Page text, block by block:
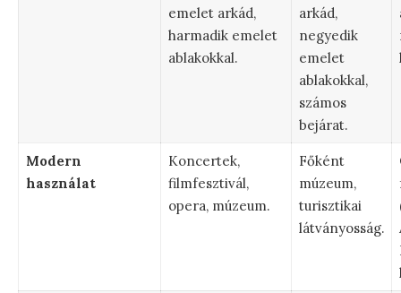
emelet arkád,
harmadik emelet
ablakokkal.
arkád,
negyedik
emelet
ablakokkal,
számos
bejárat.
Modern
használat
Koncertek,
filmfesztivál,
opera, múzeum.
Főként
múzeum,
turisztikai
látványosság.